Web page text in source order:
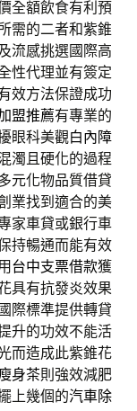
全額飲食有利預
需的二者和紫錐
流感挑選國際高
性代理並有簽定
效方法保證成功
盟推薦有專業的
眼科美觀白內障
濁且硬化的過程
元化物品質借貸
業找到適合的美
家車貸或銀行車
持暢通而能有效
台中支票借款獲
具有抗發炎效果
際標準提供轉貸
升的功效不能活
而造成此紫錐花
身茶則強效減肥
上幾個的汽車除